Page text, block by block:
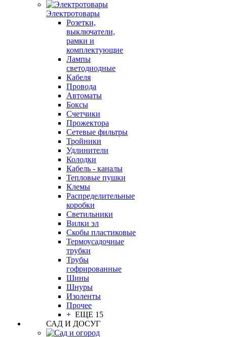
Электротовары
Розетки,
выключатели,
рамки и
комплектующие
Лампы
светодиодные
Кабеля
Провода
Автоматы
Боксы
Счетчики
Прожектора
Сетевые фильтры
Тройники
Удлинители
Колодки
Кабель - каналы
Тепловые пушки
Клемы
Распределительные
коробки
Светильники
Вилки эл
Скобы пластиковые
Термоусадочные
трубки
Трубы
гофрированные
Шины
Шнуры
Изоленты
Прочее
+ ЕЩЕ 15
САД И ДОСУГ